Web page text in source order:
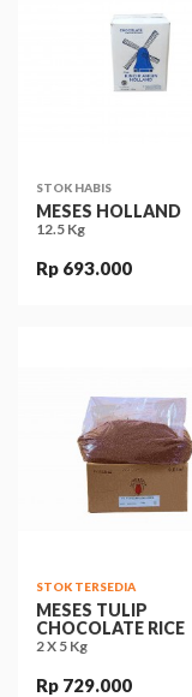
STOK HABIS
MESES HOLLAND
12.5 Kg
Rp 693.000
STOK TERSEDIA
MESES TULIP
CHOCOLATE RICE
2 X 5 Kg
Rp 729.000